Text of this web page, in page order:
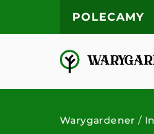
POLECAMY
Warygardener /